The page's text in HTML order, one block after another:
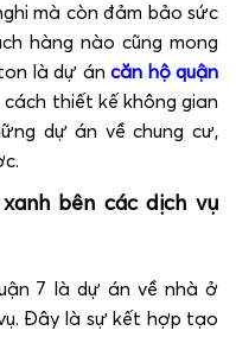
mà còn đảm bảo sức
hàng nào cũng mong
là dự áncăn hộ quận
thiết kế không gian
dự án về chung cư,
bên các dịch vụ
7 là dự án về nhà ở
Đây là sự kết hợp tạo